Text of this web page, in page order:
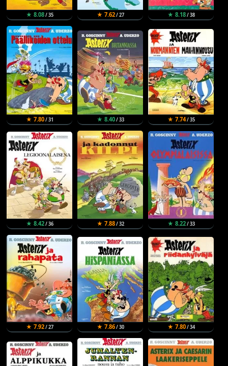
★ 8.08/ 35 ★ 7.62/ 27 ★ 8.18/ 38
★ 7.80/ 31 ★ 8.40/ 33 ★ 7.74/ 35
★ 8.42/ 36 ★ 7.88/ 32 ★ 8.22/ 33
★ 7.92/ 27 ★ 7.86/ 30 ★ 7.80/ 34